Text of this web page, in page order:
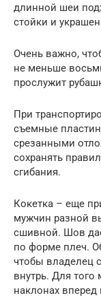
длинной шеи
стойки и
Очень важно,
не меньше
прослужит
При
съемные
срезанными
сохранять
сгибания.
Кокетка – еще
мужчин разной
сшивной. Шов
по форме плеч.
чтобы владелец
внутрь. Для
наклонах